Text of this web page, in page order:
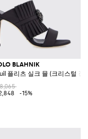
BLAHNIK
플리츠 실크 뮬 (크리스털 장
-15%